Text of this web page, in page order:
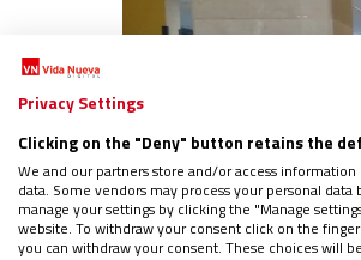
Privacy Settings
Clicking on the "Deny" button retains the
We and our partners store and/or access
data. Some vendors may process your personal
manage your settings by clicking the "Manage
website. To withdraw your consent click on the
you can withdraw your consent. These choices will